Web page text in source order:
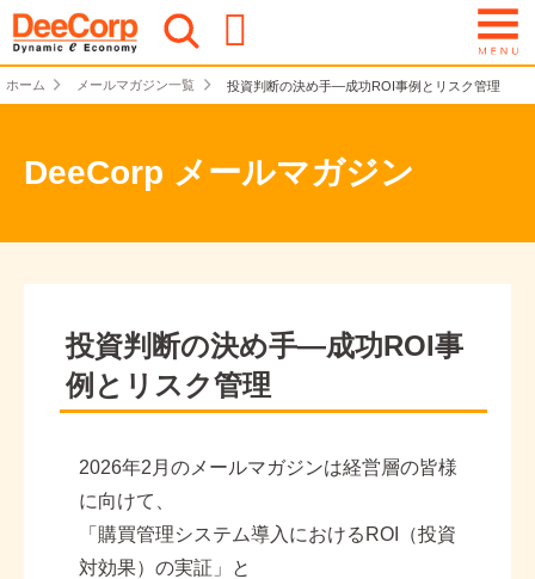
ホーム メールマガジン一覧 投資判断の決め手—成功ROI事例とリスク管理
DeeCorp メールマガジン
投資判断の決め手—成功ROI事
例とリスク管理
2026年2月のメールマガジンは経営層の皆様
に向けて、
「購買管理システム導入におけるROI（投資
対効果）の実証」と